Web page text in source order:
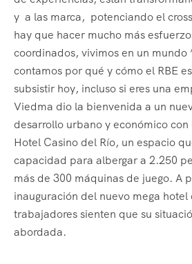
y a las marca, potenciando el
hay que hacer mucho más
coordinados, vivimos en un mundo
contamos por qué y cómo el RBE
subsistir hoy, incluso si eres una
Viedma dio la bienvenida a un
desarrollo urbano y económico
Hotel Casino del Río, un espacio
capacidad para albergar a 2.250
más de 300 máquinas de juego. A
inauguración del nuevo mega hotel
trabajadores sienten que su
abordada.